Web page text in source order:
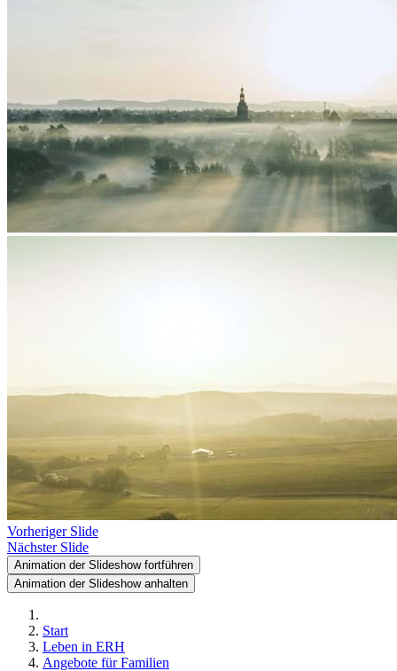
Vorheriger Slide
Nächster Slide
Animation der Slideshow fortführen
Animation der Slideshow anhalten
Start
Leben in ERH
Angebote für Familien